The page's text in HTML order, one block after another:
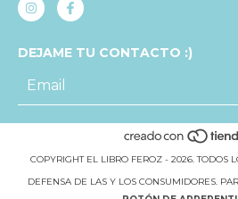
DEJAME TU CONTACTO :)
COPYRIGHT EL LIBRO FEROZ - 2026. TODOS
DEFENSA DE LAS Y LOS CONSUMIDORES.